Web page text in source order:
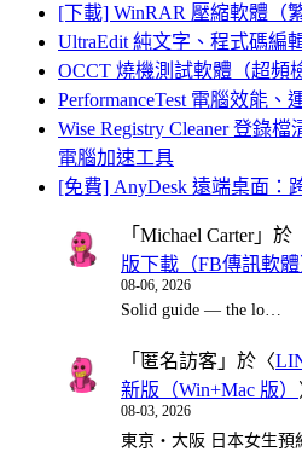
[下載] WinRAR 壓縮軟體（
UltraEdit 純文字、程式碼編
OCCT 燒機測試軟體（超頻
PerformanceTest 電腦效能
Wise Registry Cleaner 登錄
電腦加速工具
[免費] AnyDesk 遠端桌面：
「 Michael Carter」於
版下載（FB傳訊軟體
08-06, 2026
Solid guide — the lo…
「 匿名訪客 」於〈
新版（Win+Mac 版）
08-03, 2026
東京・大阪 日本女生預